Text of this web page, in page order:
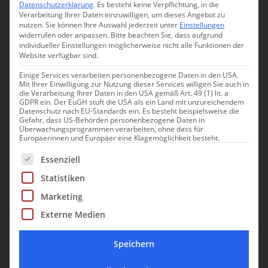
SULZANO
Hotel Rivalago
Zimmer mit Seeblick: Hotel
Rivalago
Kann es sein, dass Sie noch nie vom Lago d’Iseo
Datenschutzerklärung. Es besteht keine Verpflichtung, in die
Verarbeitung Ihrer Daten einzuwilligen, um dieses Angebot zu
nutzen.Sie können Ihre Auswahl jederzeit unter Einstellungen
widerrufen oder anpassen. Bitte beachten Sie, dass aufgrund
individueller Einstellungen möglicherweise nicht alle Funktionen der
Website verfügbar sind.
Einige Services verarbeiten personenbezogene Daten in den USA.
Mit Ihrer Einwilligung zur Nutzung dieser Services willigen Sie auch in
die Verarbeitung Ihrer Daten in den USA gemäß Art. 49 (1) lit. a
GDPR ein. Der EuGH stuft die USA als ein Land mit unzureichendem
Datenschutz nach EU-Standards ein. Es besteht beispielsweise die
Gefahr, dass US-Behörden personenbezogene Daten in
Überwachungsprogrammen verarbeiten, ohne dass für
Europäerinnen und Europäer eine Klagemöglichkeit besteht.
Es folgt eine Liste der Service-Gruppen, für die eine
Essenziell
Statistiken
Marketing
Externe Medien
Speichern